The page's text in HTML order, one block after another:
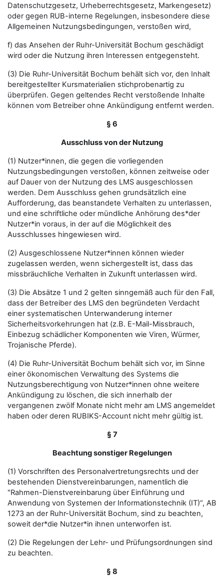
Datenschutzgesetz, Urheberrechtsgesetz, Markengesetz)
oder gegen RUB-interne Regelungen, insbesondere diese
Allgemeinen Nutzungsbedingungen, verstoßen wird,
f) das Ansehen der Ruhr-Universität Bochum geschädigt
wird oder die Nutzung ihren Interessen entgegensteht.
(3) Die Ruhr-Universität Bochum behält sich vor, den Inhalt
bereitgestellter Kursmaterialien stichprobenartig zu
überprüfen. Gegen geltendes Recht verstoßende Inhalte
können vom Betreiber ohne Ankündigung entfernt werden.
§ 6
Ausschluss von der Nutzung
(1) Nutzer*innen, die gegen die vorliegenden
Nutzungsbedingungen verstoßen, können zeitweise oder
auf Dauer von der Nutzung des LMS ausgeschlossen
werden. Dem Ausschluss gehen grundsätzlich eine
Aufforderung, das beanstandete Verhalten zu unterlassen,
und eine schriftliche oder mündliche Anhörung des*der
Nutzer*in voraus, in der auf die Möglichkeit des
Ausschlusses hingewiesen wird.
(2) Ausgeschlossene Nutzer*innen können wieder
zugelassen werden, wenn sichergestellt ist, dass das
missbräuchliche Verhalten in Zukunft unterlassen wird.
(3) Die Absätze 1 und 2 gelten sinngemäß auch für den Fall,
dass der Betreiber des LMS den begründeten Verdacht
einer systematischen Unterwanderung interner
Sicherheitsvorkehrungen hat (z.B. E-Mail-Missbrauch,
Einbezug schädlicher Komponenten wie Viren, Würmer,
Trojanische Pferde).
(4) Die Ruhr-Universität Bochum behält sich vor, im Sinne
einer ökonomischen Verwaltung des Systems die
Nutzungsberechtigung von Nutzer*innen ohne weitere
Ankündigung zu löschen, die sich innerhalb der
vergangenen zwölf Monate nicht mehr am LMS angemeldet
haben oder deren RUBIKS-Account nicht mehr gültig ist.
§ 7
Beachtung sonstiger Regelungen
(1) Vorschriften des Personalvertretungsrechts und der
bestehenden Dienstvereinbarungen, namentlich die
"Rahmen-Dienstvereinbarung über Einführung und
Anwendung von Systemen der Informationstechnik (IT)“, AB
1273 an der Ruhr-Universität Bochum, sind zu beachten,
soweit der*die Nutzer*in ihnen unterworfen ist.
(2) Die Regelungen der Lehr- und Prüfungsordnungen sind
zu beachten.
§ 8